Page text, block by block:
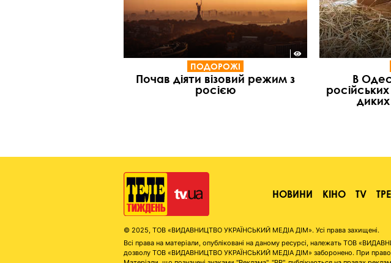
ПОДОРОЖІ
Почав діяти візовий режим з
росією
В
диких
НОВИНИ КІНО TV
© 2025, ТОВ «ВИДАВНИЦТВО УКРАЇНСЬКИЙ МЕДІА ДІМ». Усі права захищені.
Всі права на матеріали, опубліковані на даному ресурсі, належать ТОВ
дозволу ТОВ «ВИДАВНИЦТВО УКРАЇНСЬКИЙ МЕДІА ДІМ» заборонено. При